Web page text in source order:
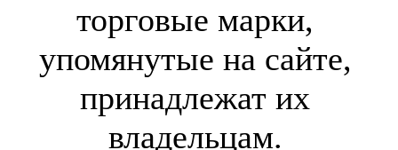
торговые марки,
упомянутые на сайте,
принадлежат их
владельцам.